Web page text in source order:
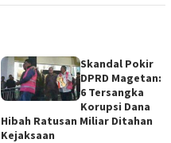
Skandal Pokir
DPRD Magetan:
6 Tersangka
Korupsi Dana
Hibah Ratusan Miliar Ditahan
Kejaksaan